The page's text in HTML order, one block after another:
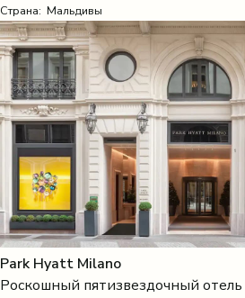
Страна: Мальдивы
Park Hyatt Milano
Роскошный пятизвездочный